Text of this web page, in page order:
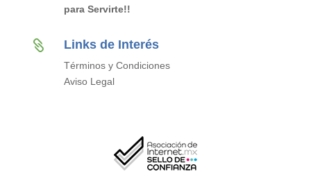
para Servirte!!
 Links de Interés
Términos y Condiciones
Aviso Legal